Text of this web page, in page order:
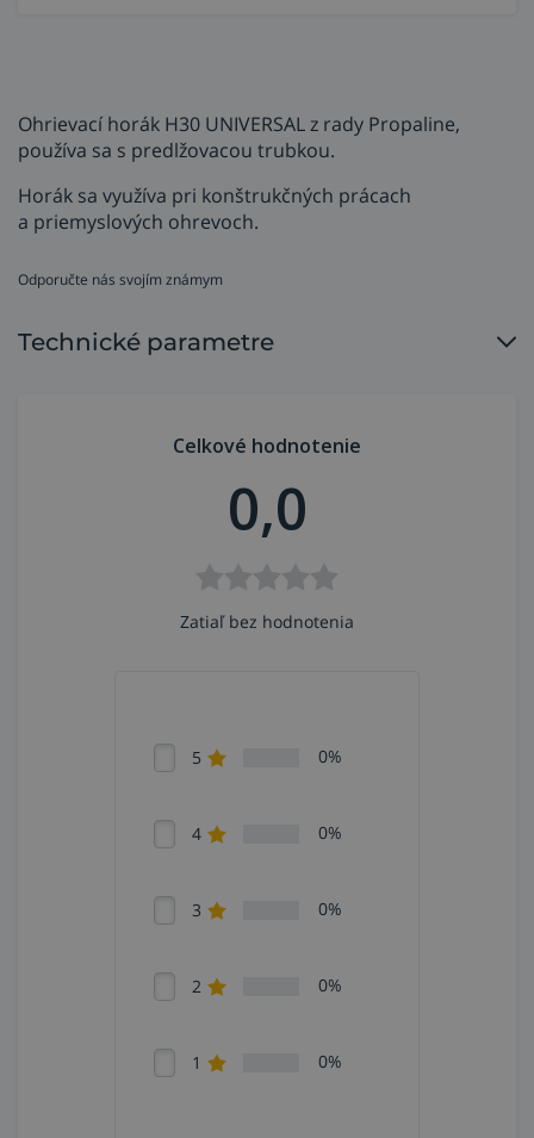
Ohrievací horák H30 UNIVERSAL z rady Propaline,
používa sa s predlžovacou trubkou.
Horák sa využíva pri konštrukčných prácach
a priemyslových ohrevoch.
Odporučte nás svojím známym
Technické parametre
Celkové hodnotenie
0,0
Zatiaľ bez hodnotenia
5 0%
4 0%
3 0%
2 0%
1 0%